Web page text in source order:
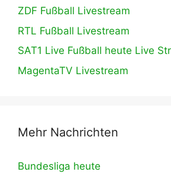
ZDF Fußball Livestream
RTL Fußball Livestream
SAT1 Live Fußball heute Live
MagentaTV Livestream
Mehr Nachrichten
Bundesliga heute